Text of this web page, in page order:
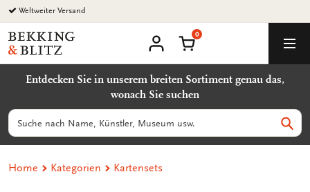
Zurück
zum
Inhalt
Weltweiter Versand
Bekking
&
Uitgevers
Warenkorb
0
Entdecken Sie in unserem breiten Sortiment genau das,
wonach Sie suchen
Suchen
Home Kategorien Kartensets